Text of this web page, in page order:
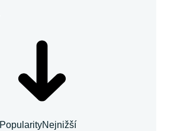
PopularityNejnižší